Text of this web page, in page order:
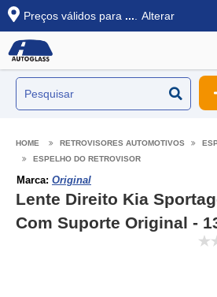
Preços válidos para ... Alterar
RETROVISORES AUTOMOTIVOS
ESPELHO DO RETROVISOR
Marca: Original
Lente Direito Kia
Com Suporte Original -